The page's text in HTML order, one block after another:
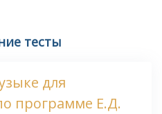
тесты
для
программе Е.Д.